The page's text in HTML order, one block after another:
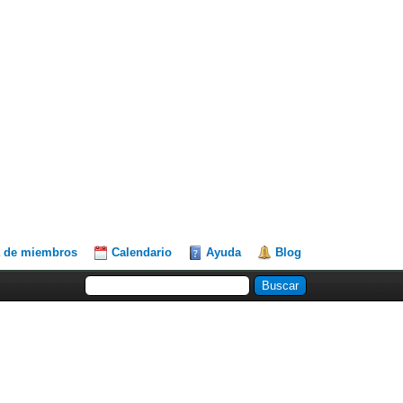
de miembros Calendario Ayuda Blog